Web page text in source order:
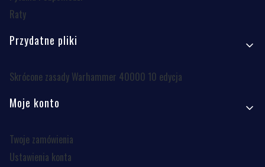
Raty
Przydatne pliki
Skrócone zasady Warhammer 40000 10 edycja
Moje konto
Twoje zamówienia
Ustawienia konta